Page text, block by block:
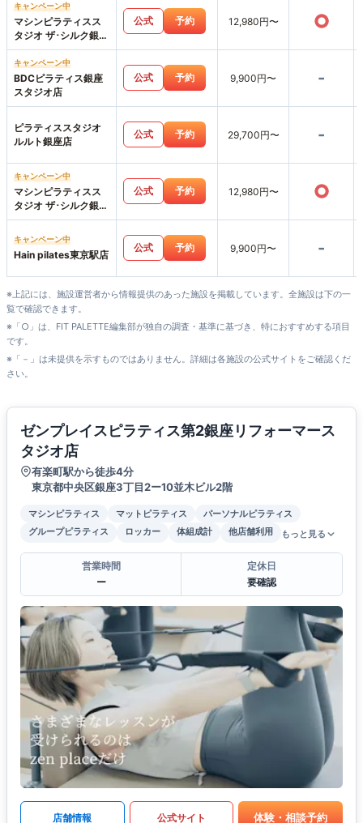
キャンペーン中
マシンピラティスス
タジオ ザ･シルク銀座
一丁目店
公式 予約 12,980円〜 ○
キャンペーン中
BDCピラティス銀座
スタジオ店
公式 予約 9,900円〜 -
ピラティススタジオ
ルルト銀座店
公式 予約 29,700円〜 -
キャンペーン中
マシンピラティスス
タジオ ザ･シルク銀座
店
公式 予約 12,980円〜 ○
キャンペーン中
Hain pilates東京駅店
公式 予約 9,900円〜 -
※上記には、施設運営者から情報提供のあった施設を掲載しています。全施設は下の一
覧で確認できます。
※「○」は、FIT PALETTE編集部が独自の調査・基準に基づき、特におすすめする項目
です。
※「－」は未提供を示すものではありません。詳細は各施設の公式サイトをご確認くだ
さい。
ゼンプレイスピラティス第2銀座リフォーマース
タジオ店
有楽町駅から徒歩4分
東京都中央区銀座3丁目2ー10並木ビル2階
マシンピラティス マットピラティス
パーソナルピラティス
グループピラティス
ロッカー 体組成計 他店舗利用 もっと見る
営業時間
ー
定休日
要確認
店舗情報 公式サイト 体験・相談予約